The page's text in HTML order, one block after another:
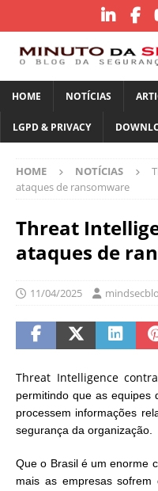
HOME NOTÍCIAS
LGPD & PRIVACY
HOME NOTÍCIAS
ataques de ransomware
Threat
ataques de
11/04/2025
Threat Intelligence
permitindo que as equipes
processem informações
segurança da organização.
Que o Brasil é um enorme
mais as empresas